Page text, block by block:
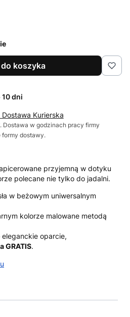
koszyka
10 dni
Dostawa Kurierska
Dostawa w godzinach pracy firmy
formy dostawy.
przyjemną w dotyku
polecane nie tylko do jadalni.
w beżowym uniwersalnym
kolorze malowane metodą
oparcie,
GRATIS.